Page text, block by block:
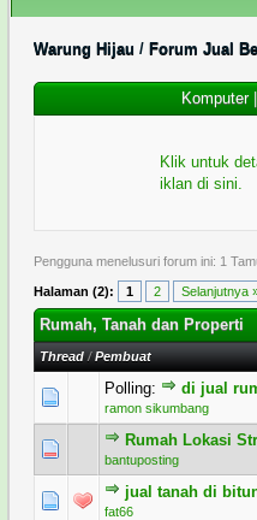
Warung Hijau / Forum Jual
Komputer|
Klik untuk
iklan di sini.
Pengguna menelusuri forum ini: 1
Halaman (2): 1 2 Selanjutnya
Rumah, Tanah dan Properti
Thread/Pembuat
Polling: di jual
ramon sikumbang
0 Voting - 0 dari 5 secara
1 2345
Rumah Lokasi
bantuposting
0 Voting - 0 dari 5 secara
12345
jual tanah di
fat66
0 Voting - 0 dari 5 secara
12345